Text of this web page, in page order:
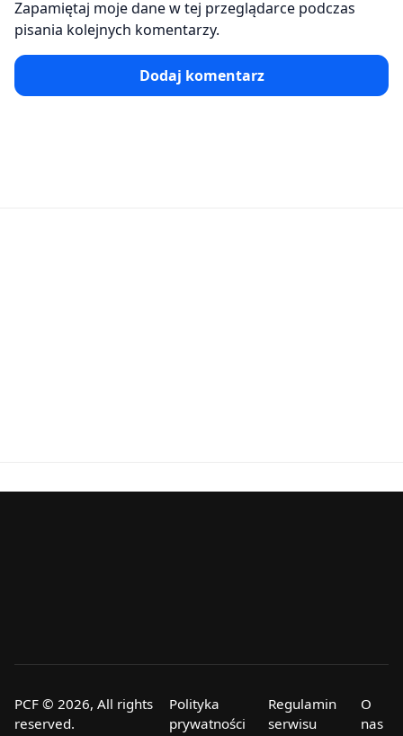
Zapamiętaj moje dane w tej przeglądarce podczas
pisania kolejnych komentarzy.
Dodaj komentarz
PCF © 2026, All rights
reserved.
Polityka
prywatności
Regulamin
serwisu
O
nas